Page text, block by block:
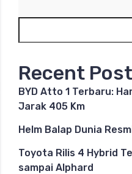
Recent
BYD Atto 1 Terbaru:
Jarak 405 Km
Helm Balap Dunia
Toyota Rilis 4 Hybrid
sampai Alphard